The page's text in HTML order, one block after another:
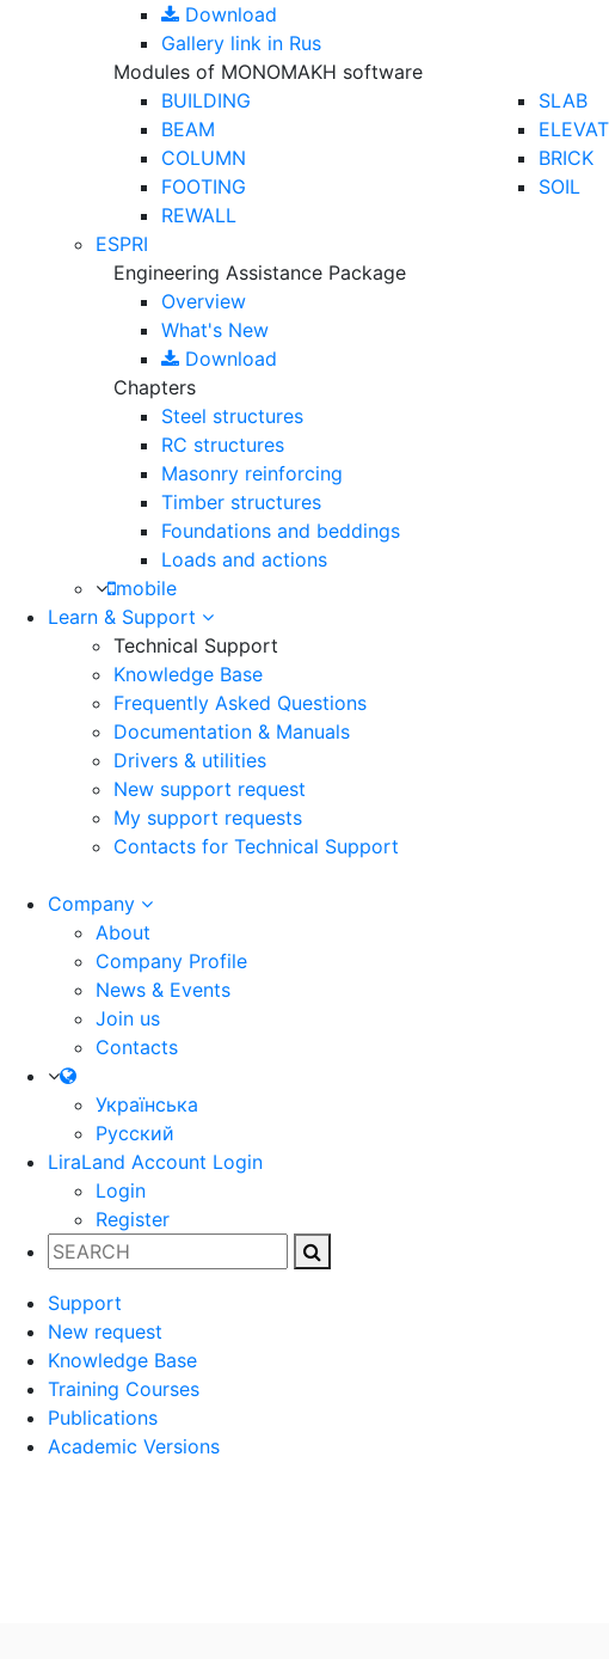
Download
Gallery link in Rus
Modules of MONOMAKH software
BUILDING
BEAM
COLUMN
FOOTING
REWALL
SLAB
BRICK
SOIL
ESPRI
Engineering Assistance Package
Overview
What's New
Download
Chapters
Steel structures
RC structures
Masonry reinforcing
Timber structures
Foundations and beddings
Loads and actions
mobile
Learn & Support
Technical Support
Knowledge Base
Frequently Asked Questions
Documentation & Manuals
Drivers & utilities
New support request
My support requests
Contacts for Technical Support
Company
About
Company Profile
News & Events
Join us
Contacts
Українська
Русский
LiraLand Account Login
Login
Register
Support
New request
Knowledge Base
Training Courses
Publications
Academic Versions